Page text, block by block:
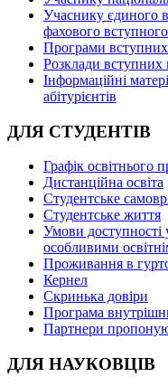
Учаснику єдиного
фахового
Програми вступних
Розклади вступних
Інформаційні
абітурієнтів
ДЛЯ СТУДЕНТІВ
Графік освітнього
Дистанційна освіта
Студентське
Студентське життя
Умови доступності
особливими
Проживання в
Кернел
Скринька довіри
Програма
Партнери
ДЛЯ НАУКОВЦІВ